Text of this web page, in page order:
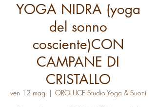
YOGA NIDRA (yoga
del sonno
cosciente)CON
CAMPANE DI
CRISTALLO
ven 12 mag
  |
OROLUCE Studio Yoga & Suoni